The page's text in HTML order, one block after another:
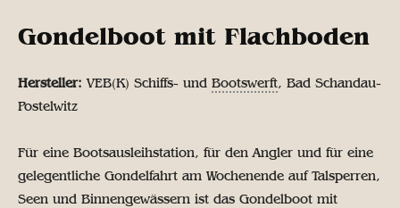
Gondelboot mit Flachboden
Hersteller: VEB(K) Schiffs- und Bootswerft, Bad Schandau-
Postelwitz
Für eine Bootsausleihstation, für den Angler und für eine
gelegentliche Gondelfahrt am Wochenende auf Talsperren,
Seen und Binnengewässern ist das Gondelboot mit